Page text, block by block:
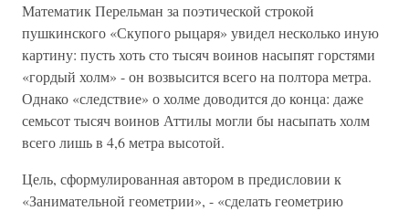
Математик Перельман за поэтической строкой
пушкинского «Скупого рыцаря» увидел несколько иную
картину: пусть хоть сто тысяч воинов насыпят горстями
«гордый холм» - он возвысится всего на полтора метра.
Однако «следствие» о холме доводится до конца: даже
семьсот тысяч воинов Аттилы могли бы насыпать холм
всего лишь в 4,6 метра высотой.
Цель, сформулированная автором в предисловии к
«Занимательной геометрии», - «сделать геометрию